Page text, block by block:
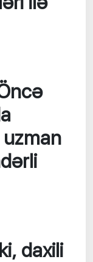
daxili